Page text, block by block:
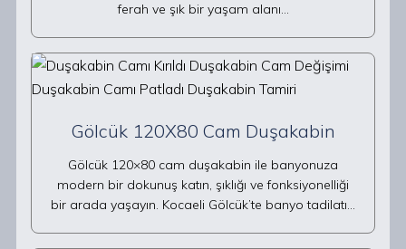
ferah ve şık bir yaşam alanı…
Gölcük 120X80 Cam Duşakabin
Gölcük 120×80 cam duşakabin ile banyonuza
modern bir dokunuş katın, şıklığı ve fonksiyonelliği
bir arada yaşayın. Kocaeli Gölcük’te banyo tadilatı…